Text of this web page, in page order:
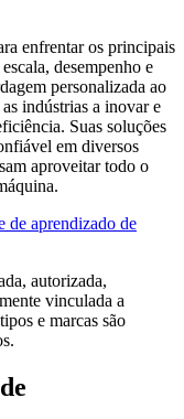
enfrentar os principais
desempenho e
personalizada ao
indústrias a inovar e
Suas soluções
em diversos
aproveitar todo o
de aprendizado de
autorizada,
vinculada a
e marcas são